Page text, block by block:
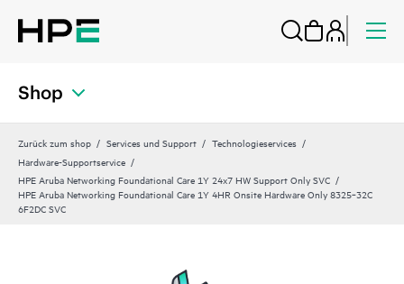
Shop
Zurück zum shop Services und Support
Technologieservices
Hardware-Supportservice
HPE Aruba Networking Foundational Care 1Y 24x7 HW Support Only SVC
HPE Aruba Networking Foundational Care 1Y 4HR Onsite Hardware Only 8325‑32C
6F2DC SVC